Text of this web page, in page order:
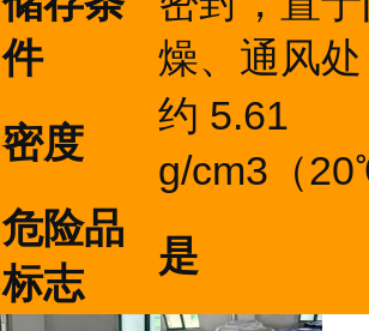
件
燥、通风
密度
约 5.61
g/cm3（
危险品
标志
是